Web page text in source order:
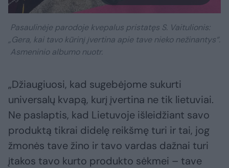
Pasaulinėje parodoje kvepalus pristatęs S. Vaitulionis:
„Gera, kai tavo kūrinį įvertina apie tave nieko nežinantys“.
Asmeninio albumo nuotr.
„Džiaugiuosi, kad sugebėjome sukurti
universalų kvapą, kurį įvertina ne tik lietuviai.
Ne paslaptis, kad Lietuvoje išleidžiant savo
produktą tikrai didelę reikšmę turi ir tai, jog
žmonės tave žino ir tavo vardas dažnai turi
įtakos tavo kurto produkto sėkmei – tave